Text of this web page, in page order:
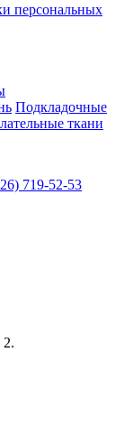
персональных
Подкладочные
ткани
719-52-53
2.